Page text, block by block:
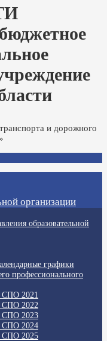
и дорожного
организации
образовательной
графики
профессионального
СПО 2021
СПО 2022
СПО 2023
СПО 2024
СПО 2025